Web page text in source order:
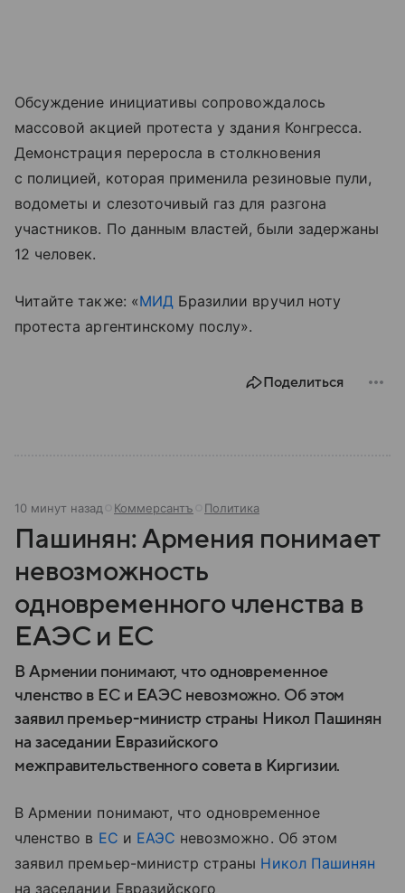
Обсуждение инициативы сопровождалось
массовой акцией протеста у здания Конгресса.
Демонстрация переросла в столкновения
с полицией, которая применила резиновые пули,
водометы и слезоточивый газ для разгона
участников. По данным властей, были задержаны
12 человек.
Читайте также: «МИД Бразилии вручил ноту
протеста аргентинскому послу».
Поделиться
10 минут назад Коммерсантъ Политика
Пашинян: Армения понимает
невозможность
одновременного членства в
ЕАЭС и ЕС
В Армении понимают, что одновременное
членство в ЕС и ЕАЭС невозможно. Об этом
заявил премьер-министр страны Никол Пашинян
на заседании Евразийского
межправительственного совета в Киргизии.
В Армении понимают, что одновременное
членство в ЕС и ЕАЭС невозможно. Об этом
заявил премьер-министр страны Никол Пашинян
на заседании Евразийского